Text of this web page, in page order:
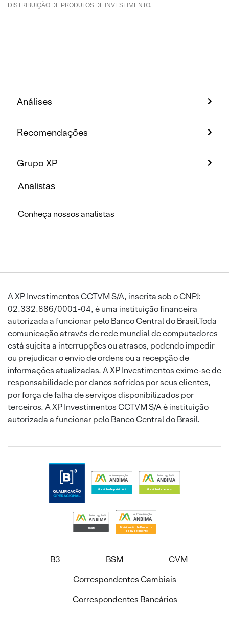
DISTRIBUIÇÃO DE PRODUTOS DE INVESTIMENTO.
Análises
Recomendações
Grupo XP
Analistas
Conheça nossos analistas
A XP Investimentos CCTVM S/A, inscrita sob o CNPJ:
02.332.886/0001-04, é uma instituição financeira
autorizada a funcionar pelo Banco Central do Brasil.Toda
comunicação através de rede mundial de computadores
está sujeita a interrupções ou atrasos, podendo impedir
ou prejudicar o envio de ordens ou a recepção de
informações atualizadas. A XP Investimentos exime-se de
responsabilidade por danos sofridos por seus clientes,
por força de falha de serviços disponibilizados por
terceiros. A XP Investimentos CCTVM S/A é instituição
autorizada a funcionar pelo Banco Central do Brasil.
B3 BSM
CVM
Correspondentes Cambiais
Correspondentes Bancários